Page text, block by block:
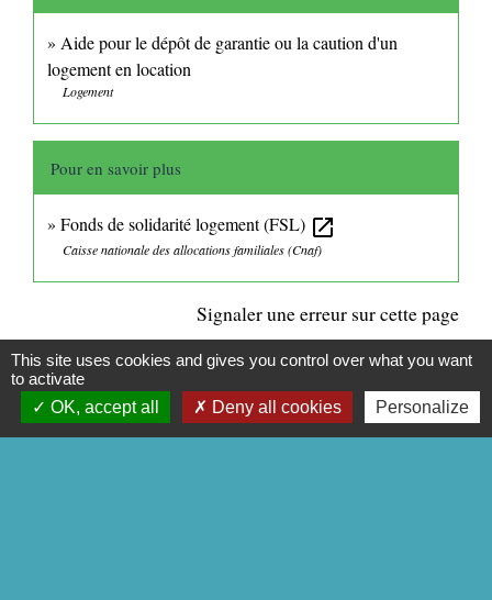
Aide pour le dépôt de garantie ou la caution d'un
logement en location
Logement
Pour en savoir plus
Fonds de solidarité logement (FSL) open_in_new
Caisse nationale des allocations familiales (Cnaf)
Signaler une erreur sur cette page
This site uses cookies and gives you control over what you want
to activate
OK, accept all
Deny all cookies Personalize